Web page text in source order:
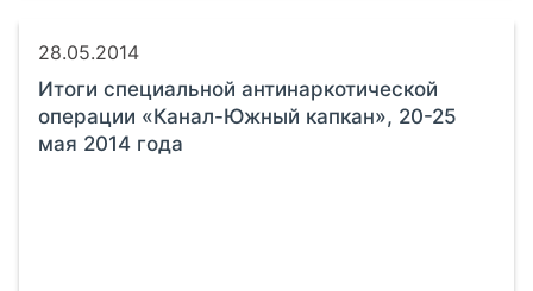
28.05.2014
Итоги специальной антинаркотической
операции «Канал-Южный капкан», 20-25
мая 2014 года